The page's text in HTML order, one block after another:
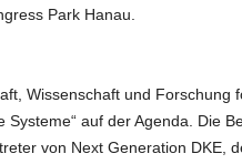
Park Hanau.
Wissenschaft und
auf der Agenda. Die
von Next Generation DKE,